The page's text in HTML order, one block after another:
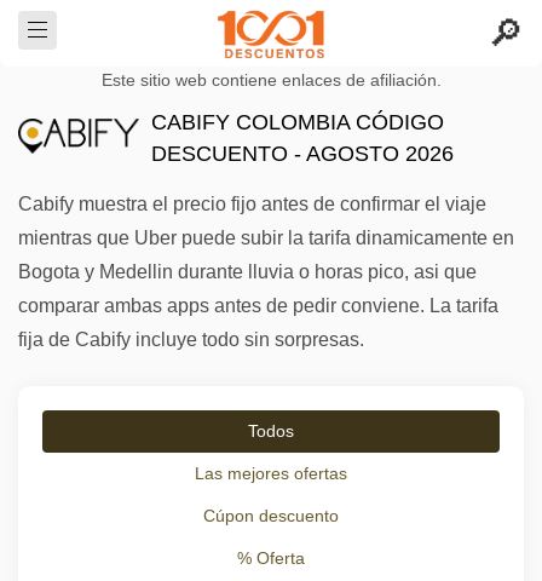
Este sitio web contiene enlaces de afiliación.
CABIFY COLOMBIA CÓDIGO
DESCUENTO - AGOSTO 2026
Cabify muestra el precio fijo antes de confirmar el viaje
mientras que Uber puede subir la tarifa dinamicamente en
Bogota y Medellin durante lluvia o horas pico, asi que
comparar ambas apps antes de pedir conviene. La tarifa
fija de Cabify incluye todo sin sorpresas.
Todos
Las mejores ofertas
Cúpon descuento
% Oferta